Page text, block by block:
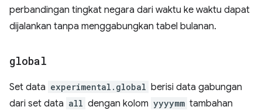
perbandingan tingkat negara dari waktu ke waktu dapat
dijalankan tanpa menggabungkan tabel bulanan.
global
Set data experimental.global berisi data gabungan
dari set data all dengan kolom yyyymm tambahan